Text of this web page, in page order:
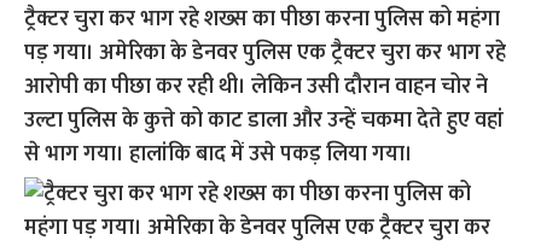
ट्रैक्टर चुरा कर भाग रहे शख्स का पीछा करना पुलिस को महंगा
पड़ गया। अमेरिका के डेनवर पुलिस एक ट्रैक्टर चुरा कर भाग रहे
आरोपी का पीछा कर रही थी। लेकिन उसी दौरान वाहन चोर ने
उल्टा पुलिस के कुत्ते को काट डाला और उन्हें चकमा देते हुए वहां
से भाग गया। हालांकि बाद में उसे पकड़ लिया गया।